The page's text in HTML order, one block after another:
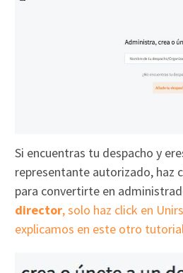
Si encuentras tu despacho y
representante autorizado, haz
para convertirte en
director, solo haz click en
explicamos en este otro